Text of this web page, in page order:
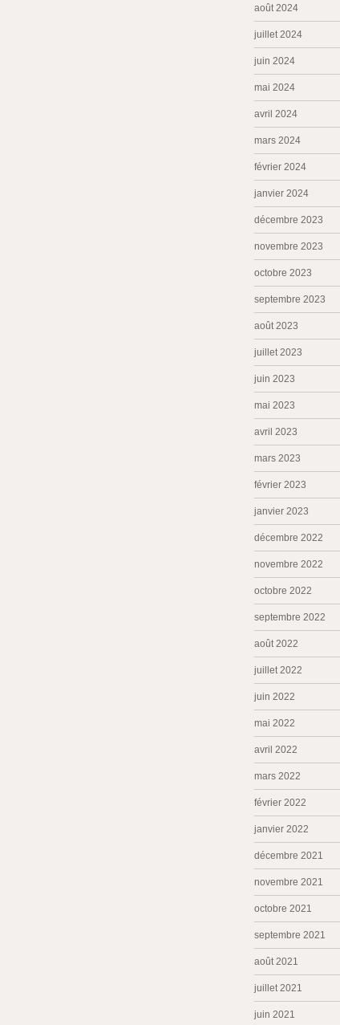
août 2024
juillet 2024
juin 2024
mai 2024
avril 2024
mars 2024
février 2024
janvier 2024
décembre 2023
novembre 2023
octobre 2023
septembre 2023
août 2023
juillet 2023
juin 2023
mai 2023
avril 2023
mars 2023
février 2023
janvier 2023
décembre 2022
novembre 2022
octobre 2022
septembre 2022
août 2022
juillet 2022
juin 2022
mai 2022
avril 2022
mars 2022
février 2022
janvier 2022
décembre 2021
novembre 2021
octobre 2021
septembre 2021
août 2021
juillet 2021
juin 2021